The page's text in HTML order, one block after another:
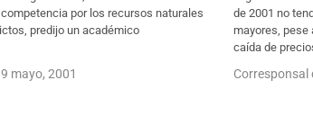
por los recursos naturales
predijo un académico
9 mayo, 2001
de 2001 no
mayores, pese
caída de
Corresponsal